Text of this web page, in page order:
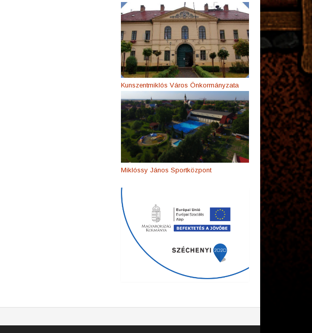
Kunszentmiklós Város Önkormányzata
Miklóssy János Sportközpont